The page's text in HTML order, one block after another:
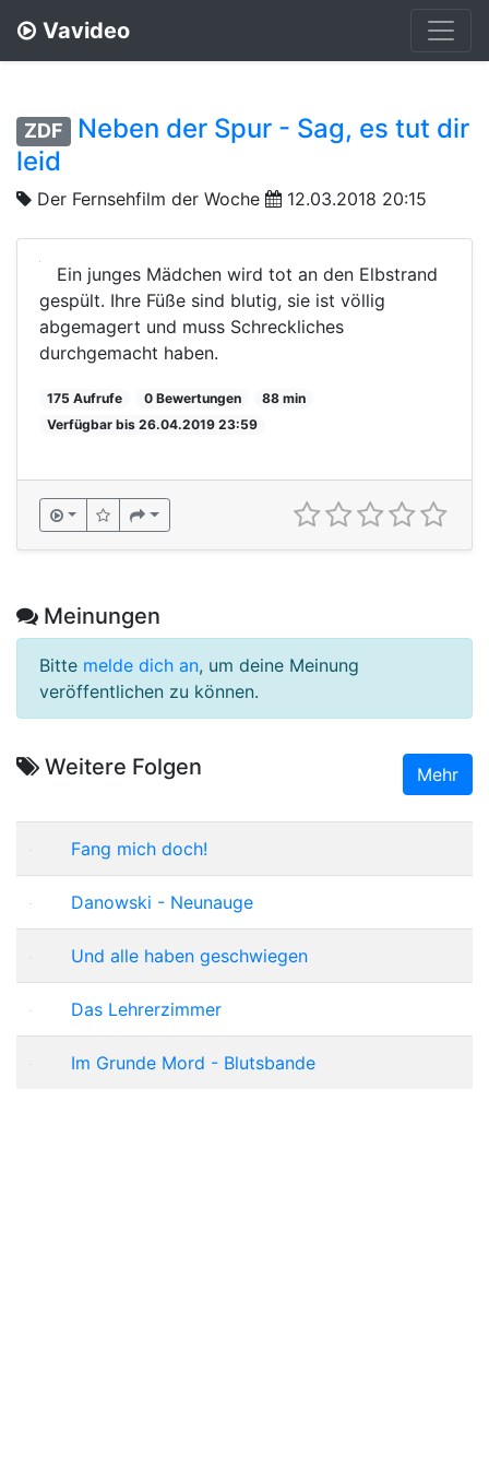
Vavideo
ZDF
Neben der Spur - Sag, es tut dir
leid
Der Fernsehfilm der Woche 12.03.2018 20:15
Ein junges Mädchen wird tot an den Elbstrand
gespült. Ihre Füße sind blutig, sie ist völlig
abgemagert und muss Schreckliches
durchgemacht haben.
175 Aufrufe 0 Bewertungen
88 min
Verfügbar bis 26.04.2019 23:59
Meinungen
Bitte melde dich an, um deine Meinung
veröffentlichen zu können.
Weitere Folgen Mehr
Fang mich doch!
Danowski - Neunauge
Und alle haben geschwiegen
Das Lehrerzimmer
Im Grunde Mord - Blutsbande